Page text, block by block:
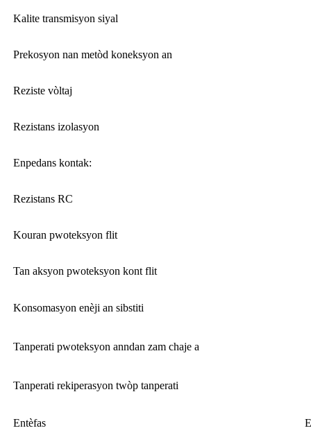
Kalite transmisyon siyal
Prekosyon nan metòd koneksyon an
Reziste vòltaj
Rezistans izolasyon
Enpedans kontak:
Rezistans RC
Kouran pwoteksyon flit
Tan aksyon pwoteksyon kont flit
Konsomasyon enèji an sibstiti
Tanperati pwoteksyon anndan zam chaje a
Tanperati rekiperasyon twòp tanperati
Entèfas